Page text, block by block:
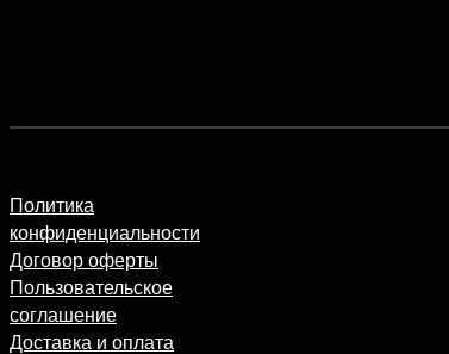
Политика
конфиденциальности
Договор оферты
Пользовательское
соглашение
Доставка и оплата